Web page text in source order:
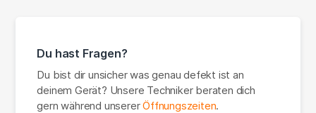
Du hast Fragen?
Du bist dir unsicher was genau defekt ist an
deinem Gerät? Unsere Techniker beraten dich
gern während unsererÖffnungszeiten.